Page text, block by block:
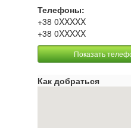
Телефоны:
+38 0XXXXX
+38 0XXXXX
Показать
Как добраться